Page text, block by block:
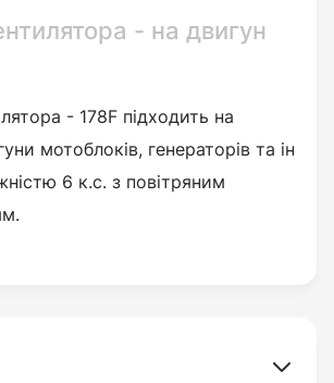
- на двигун
- 178F підходить на
мотоблоків, генераторів та ін
6 к.с. з повітряним